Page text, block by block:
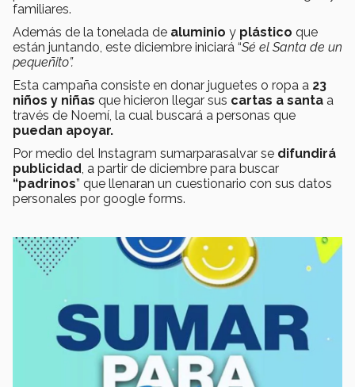
familiares.
Además de la tonelada de aluminio y plástico que
están juntando, este diciembre iniciará “Sé el Santa de un
pequeñito”.
Esta campaña consiste en donar juguetes o ropa a 23
niños y niñas que hicieron llegar sus cartas a santa a
través de Noemí, la cual buscará a personas que
puedan apoyar.
Por medio del Instagram sumarparasalvar se difundirá
publicidad, a partir de diciembre para buscar
“padrinos” que llenaran un cuestionario con sus datos
personales por google forms.